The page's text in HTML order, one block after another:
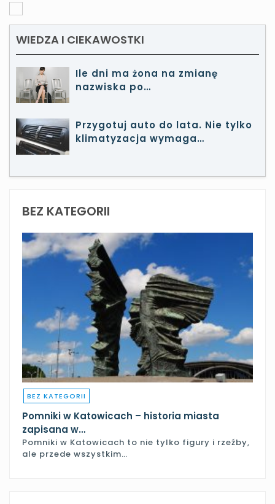
WIEDZA I CIEKAWOSTKI
Ile dni ma żona na zmianę
nazwiska po…
Przygotuj auto do lata. Nie tylko
klimatyzacja wymaga…
BEZ KATEGORII
BEZ KATEGORII
Pomniki w Katowicach – historia miasta
zapisana w…
Pomniki w Katowicach to nie tylko figury i rzeźby,
ale przede wszystkim…